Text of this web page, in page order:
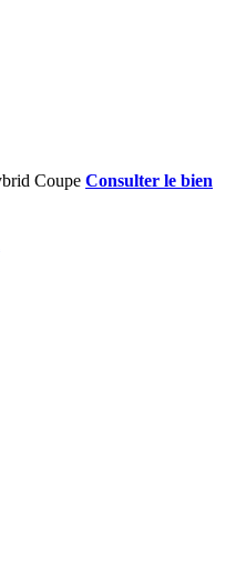
Consulter le bien